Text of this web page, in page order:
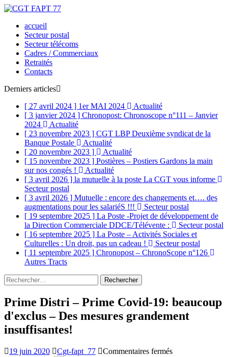
accueil
Secteur postal
Secteur télécoms
Cadres / Commerciaux
Retraités
Contacts
Derniers articles
[ 27 avril 2024 ] 1er MAI 2024
Actualité
[ 3 janvier 2024 ] Chronopost: Chronoscope n°111 – Janvier
2024
Actualité
[ 23 novembre 2023 ] CGT LBP Deuxième syndicat de la
Banque Postale
Actualité
[ 20 novembre 2023 ]
Actualité
[ 15 novembre 2023 ] Postières – Postiers Gardons la main
sur nos congés !
Actualité
[ 3 avril 2026 ] la mutuelle à la poste La CGT vous informe
Secteur postal
[ 3 avril 2026 ] Mutuelle : encore des changements et…. des
augmentations pour les salariéS !!!
Secteur postal
[ 19 septembre 2025 ] La Poste -Projet de développement de
la Direction Commerciale DDCE/Télévente :
Secteur postal
[ 16 septembre 2025 ] La Poste – Activités Sociales et
Culturelles : Un droit, pas un cadeau !
Secteur postal
[ 11 septembre 2025 ] Chronopost – ChronoScope n°126
Autres Tracts
Rechercher :
Prime Distri – Prime Covid-19: beaucoup
d'exclus – Des mesures grandement
insuffisantes!
19 juin 2020 Cgt-fapt_77 Commentaires ferméssur